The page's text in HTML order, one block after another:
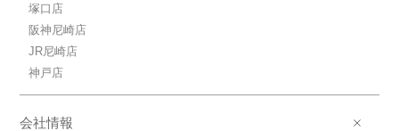
6.6万円(管理費10000円)
塚口店
阪神尼崎店
JR尼崎店
神戸店
会社情報